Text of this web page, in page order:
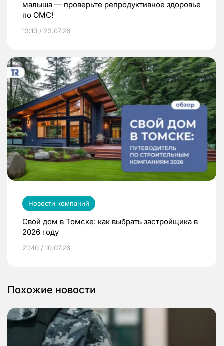
малыша — проверьте репродуктивное здоровье
по ОМС!
13:10 / 23.07.26
Новости компаний
Свой дом в Томске: как выбрать застройщика в
2026 году
21:40 / 10.07.26
Похожие новости